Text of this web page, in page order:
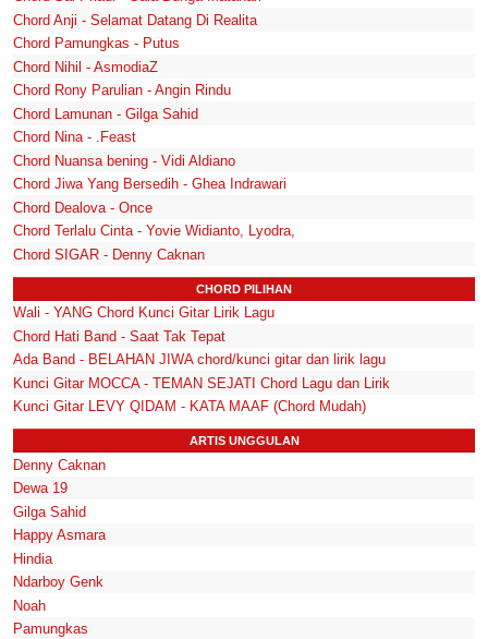
Chord Anji - Selamat Datang Di Realita
Chord Pamungkas - Putus
Chord Nihil - AsmodiaZ
Chord Rony Parulian - Angin Rindu
Chord Lamunan - Gilga Sahid
Chord Nina - .Feast
Chord Nuansa bening - Vidi Aldiano
Chord Jiwa Yang Bersedih - Ghea Indrawari
Chord Dealova - Once
Chord Terlalu Cinta - Yovie Widianto, Lyodra,
Chord SIGAR - Denny Caknan
CHORD PILIHAN
Wali - YANG Chord Kunci Gitar Lirik Lagu
Chord Hati Band - Saat Tak Tepat
Ada Band - BELAHAN JIWA chord/kunci gitar dan lirik lagu
Kunci Gitar MOCCA - TEMAN SEJATI Chord Lagu dan Lirik
Kunci Gitar LEVY QIDAM - KATA MAAF (Chord Mudah)
ARTIS UNGGULAN
Denny Caknan
Dewa 19
Gilga Sahid
Happy Asmara
Hindia
Ndarboy Genk
Noah
Pamungkas